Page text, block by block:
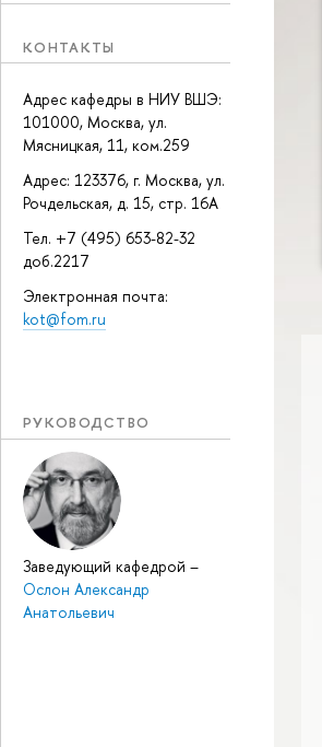
КОНТАКТЫ
Адрес кафедры в НИУ ВШЭ:
101000, Москва, ул.
Мясницкая, 11, ком.259
Адрес: 123376, г. Москва, ул.
Рочдельская, д. 15, стр. 16А
Тел. +7 (495) 653-82-32
доб.2217
Электронная почта:
kot@fom.ru
РУКОВОДСТВО
Заведующий кафедрой –
Ослон Александр
Анатольевич